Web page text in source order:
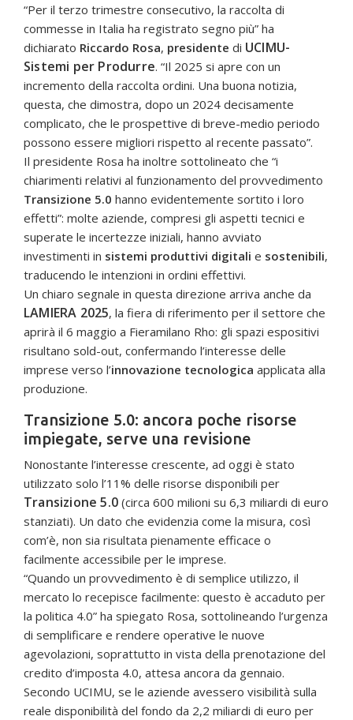
“Per il terzo trimestre consecutivo, la raccolta di
commesse in Italia ha registrato segno più” ha
dichiarato Riccardo Rosa, presidente di UCIMU-
Sistemi per Produrre. “Il 2025 si apre con un
incremento della raccolta ordini. Una buona notizia,
questa, che dimostra, dopo un 2024 decisamente
complicato, che le prospettive di breve-medio periodo
possono essere migliori rispetto al recente passato”.
Il presidente Rosa ha inoltre sottolineato che “i
chiarimenti relativi al funzionamento del provvedimento
Transizione 5.0 hanno evidentemente sortito i loro
effetti”: molte aziende, compresi gli aspetti tecnici e
superate le incertezze iniziali, hanno avviato
investimenti in sistemi produttivi digitali e sostenibili,
traducendo le intenzioni in ordini effettivi.
Un chiaro segnale in questa direzione arriva anche da
LAMIERA 2025, la fiera di riferimento per il settore che
aprirà il 6 maggio a Fieramilano Rho: gli spazi espositivi
risultano sold-out, confermando l’interesse delle
imprese verso l’innovazione tecnologica applicata alla
produzione.
Transizione 5.0: ancora poche risorse
impiegate, serve una revisione
Nonostante l’interesse crescente, ad oggi è stato
utilizzato solo l’11% delle risorse disponibili per
Transizione 5.0 (circa 600 milioni su 6,3 miliardi di euro
stanziati). Un dato che evidenzia come la misura, così
com’è, non sia risultata pienamente efficace o
facilmente accessibile per le imprese.
“Quando un provvedimento è di semplice utilizzo, il
mercato lo recepisce facilmente: questo è accaduto per
la politica 4.0” ha spiegato Rosa, sottolineando l’urgenza
di semplificare e rendere operative le nuove
agevolazioni, soprattutto in vista della prenotazione del
credito d’imposta 4.0, attesa ancora da gennaio.
Secondo UCIMU, se le aziende avessero visibilità sulla
reale disponibilità del fondo da 2,2 miliardi di euro per